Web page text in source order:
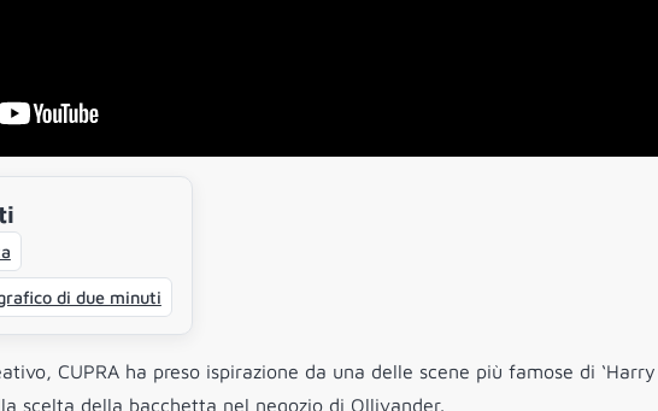
di due minuti
CUPRA ha preso ispirazione da una delle scene più famose di
scelta della bacchetta nel negozio di Ollivander.